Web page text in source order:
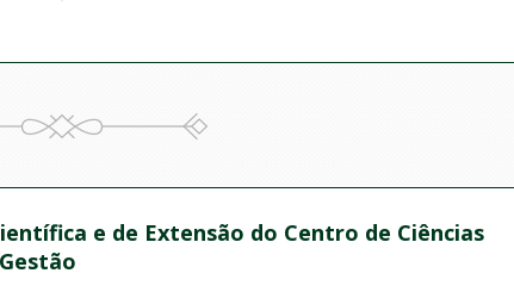
e de Extensão do Centro de Ciências